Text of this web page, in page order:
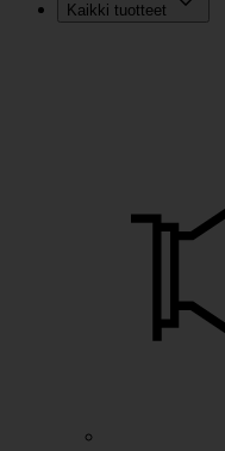
Kaikki tuotteet